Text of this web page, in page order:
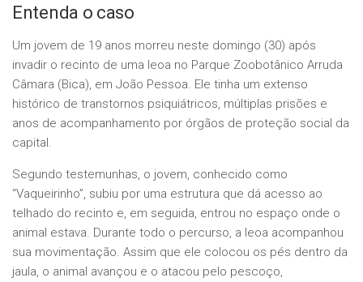
Entenda o caso
Um jovem de 19 anos morreu neste domingo (30) após
invadir o recinto de uma leoa no Parque Zoobotânico Arruda
Câmara (Bica), em João Pessoa. Ele tinha um extenso
histórico de transtornos psiquiátricos, múltiplas prisões e
anos de acompanhamento por órgãos de proteção social da
capital.
Segundo testemunhas, o jovem, conhecido como
“Vaqueirinho”, subiu por uma estrutura que dá acesso ao
telhado do recinto e, em seguida, entrou no espaço onde o
animal estava. Durante todo o percurso, a leoa acompanhou
sua movimentação. Assim que ele colocou os pés dentro da
jaula, o animal avançou e o atacou pelo pescoço,